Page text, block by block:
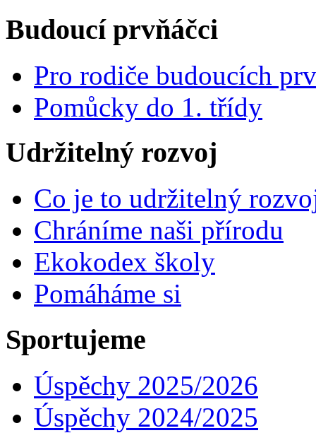
Budoucí prvňáčci
Pro rodiče budoucích
Pomůcky do 1. třídy
Udržitelný rozvoj
Co je to udržitelný
Chráníme naši přírodu
Ekokodex školy
Pomáháme si
Sportujeme
Úspěchy 2025/2026
Úspěchy 2024/2025